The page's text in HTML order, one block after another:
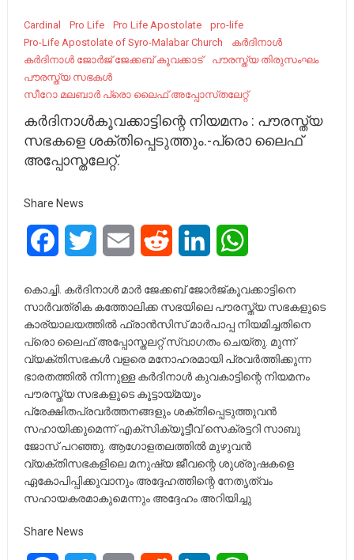
Cardinal Pro Life Pro Life Apostolate
pro-life
Pro-Life Apostolate of Syro-Malabar Church
കർദിനാൾ
കർദിനാൾ ജോർജ് ജേക്കബ് കൂവക്കാട്
പൗരസ്ത്യ തിരുസംഘം
പൗരസ്ത്യ സഭകൾ
സീറോ മലബാർ പ്രൊ ലൈഫ് അപ്പോസ്‌തലേറ്റ്
കർദിനാൾകൂവക്കാട്ടിന്റെ നിയമനം : പൗരസ്ത്യ
സഭകളെ ശക്തിപ്പെടുത്തും.-പ്രൊ ലൈഫ്
അപ്പോസ്തലേറ്റ്.
Share News
FacebookTwitter Email Reddit LinkedIn
കൊച്ചി. കർദിനാൾ മാർ ജേക്കബ് ജോർജ്കൂവക്കാട്ടിനെ
സാർവത്രിക കത്തോലിക്ക സഭയിലെ പൗരസ്ത്യ സഭകളുടെ
കാര്യാലയത്തിൽ ഫ്രാൻസിസ് മാർപാപ്പ നിയമിച്ചതിനെ
പ്രൊ ലൈഫ് അപ്പോസ്തലറ്റ് സ്വാഗതം ചെയ്തു. മുന്ന്
വ്യക്തിസഭകൾ വളരെ മനോഹരമായി പ്രവർത്തിക്കുന്ന
ഭാരതത്തിൽ നിന്നുള്ള കർദിനാൾ കുവകാട്ടിന്റെ നിയമനം
പൗരസ്ത്യ സഭകളുടെ കൂട്ടായ്മയും
പ്രേക്ഷിതപ്രവർത്തനങ്ങളും ശക്തിപ്പെടുത്തുവൻ
സഹായിക്കുമെന്ന് എക്സിക്യൂട്ടീവ് സെക്രട്ടറി സാബു
ജോസ് പറഞ്ഞു. ആഗോളതലത്തിൽ മുഴുവൻ
വ്യക്തിസഭകളിലെ മനുഷ്യ ജീവന്റെ ശുശ്രുഷകളെ
ഏകോപിപ്പിക്കുവാനും അദ്ദേഹത്തിന്റെ നേതൃത്വം
സഹായകരമാകുമെന്നും അദ്ദേഹം അറിയിച്ചു
Share News